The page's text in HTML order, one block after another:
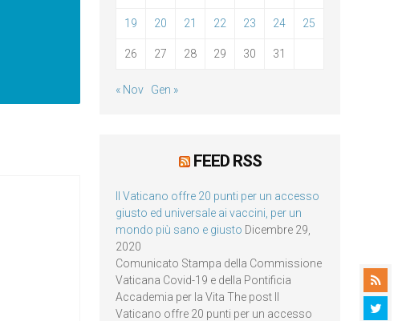
19 20 21 22 23 24 25
26 27 28 29 30 31
« Nov Gen »
FEED RSS
Il Vaticano offre 20 punti per un accesso
giusto ed universale ai vaccini, per un
mondo più sano e giusto Dicembre 29,
2020
Comunicato Stampa della Commissione
Vaticana Covid-19 e della Pontificia
Accademia per la Vita The post Il
Vaticano offre 20 punti per un accesso